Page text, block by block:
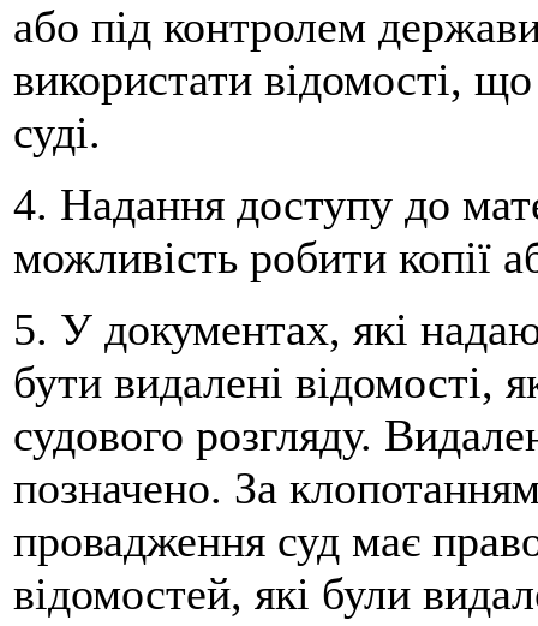
або під контролем
використати відомості,
суді.
4. Надання доступу до
можливість робити копії
5. У документах, які
бути видалені відомості,
судового розгляду.
позначено. За
провадження суд має
відомостей, які були